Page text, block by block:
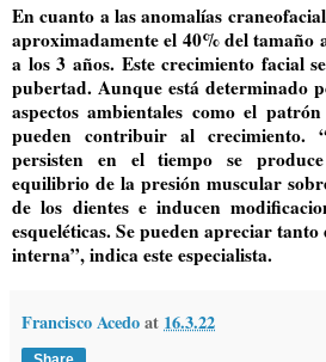
En cuanto a las anomalías
aproximadamente el 40% del tamaño
a los 3 años. Este crecimiento facial
pubertad. Aunque está determinado
aspectos ambientales como el
pueden contribuir al crecimiento.
persisten en el tiempo se
equilibrio de la presión muscular
de los dientes e inducen
esqueléticas. Se pueden apreciar
interna”, indica este especialista.
Francisco Acedoat 16.3.22